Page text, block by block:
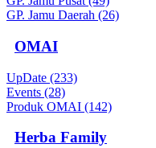
GP. Jamu Daerah (26)
OMAI
UpDate (233)
Events (28)
Produk OMAI (142)
Herba Family